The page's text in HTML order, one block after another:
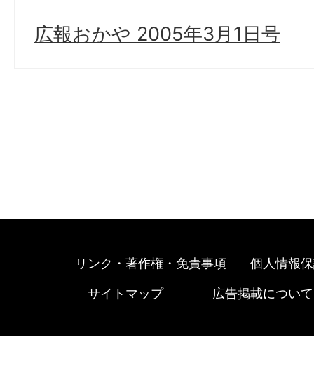
広報おかや 2005年3月1日号
リンク・著作権・免責事項 個人情報
サイトマップ 広告掲載について